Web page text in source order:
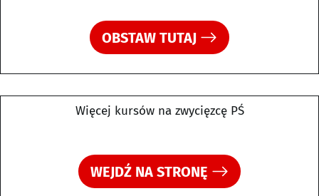
OBSTAW TUTAJ
Więcej kursów na zwycięzcę PŚ
WEJDŹ NA STRONĘ